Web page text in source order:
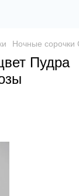
Ночные сорочки
Пудра